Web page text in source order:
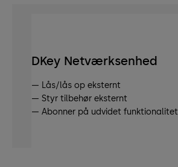
DKey Netværksenhed
— Lås/lås op eksternt
— Styr tilbehør eksternt
— Abonner på udvidet funktionalitet